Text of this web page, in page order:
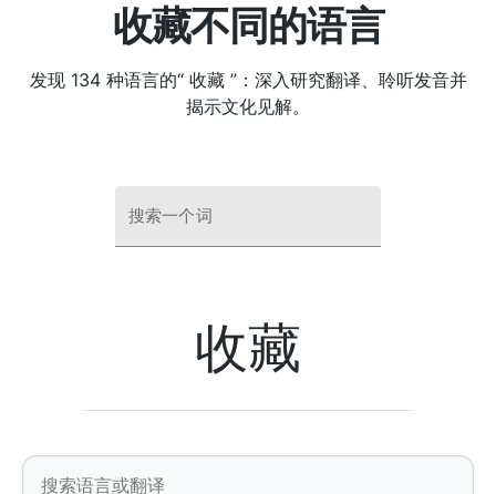
收藏不同的语言
发现 134 种语言的“ 收藏 ”：深入研究翻译、聆听发音并
揭示文化见解。
搜索一个词
收藏